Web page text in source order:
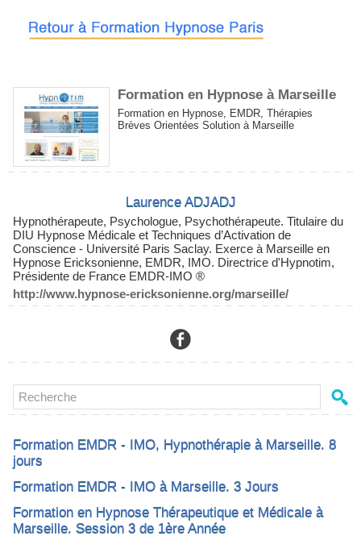
Formation en Hypnose à Marseille
Formation en Hypnose, EMDR, Thérapies
Brèves Orientées Solution à Marseille
Laurence ADJADJ
Hypnothérapeute, Psychologue, Psychothérapeute. Titulaire du
DIU Hypnose Médicale et Techniques d’Activation de
Conscience - Université Paris Saclay. Exerce à Marseille en
Hypnose Ericksonienne, EMDR, IMO. Directrice d'Hypnotim,
Présidente de France EMDR-IMO ®
http://www.hypnose-ericksonienne.org/marseille/
Formation EMDR - IMO, Hypnothérapie à Marseille. 8
jours
Formation EMDR - IMO à Marseille. 3 Jours
Formation en Hypnose Thérapeutique et Médicale à
Marseille. Session 3 de 1ère Année